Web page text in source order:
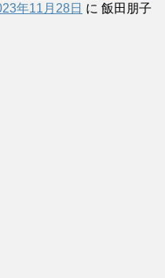
年11月28日 に 飯田朋子